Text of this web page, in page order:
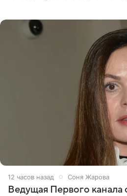
12 часов назад Соня Жарова
Ведущая Первого канала